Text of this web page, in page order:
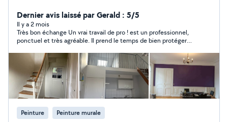
Entreprise de peinture Artisan peintre professionnel
avec 11 ans d'expérience, spécialisé dans la rénovation
intérieure et extérieure. Travail soigné, respect des
délais et finitions de haute qualité. Je vous garantis un
travail soigné, impeccable et durable, réalisé avec détail
et avec du matériel professionnel complet, avec l'appui
de mon équipe. Mes engagements : Travail détaillé
Finitions de haute qualité Résultat élégant et
harmonieux Intervention rapide et professionnelle Devis
: Intervention sur rendez-vous, en fonction des travaux
demandés de votre part.
Dernier avis laissé par Gerald : 5/5
Il y a 2 mois
Très bon échange Un vrai travail de pro ! est un professionnel,
ponctuel et très agréable. Il prend le temps de bien protéger
est au dessus de nos attentes ! Je recommande vivement !!
Merci à vous !
Peinture Peinture murale